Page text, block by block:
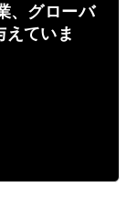
、グローバ
えていま